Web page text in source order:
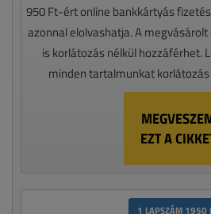
950 Ft-ért online bankkártyás
azonnal elolvashatja. A
is korlátozás nélkül hozzáférhet.
minden tartalmunkat
EZT A
1 LAPSZÁM 1950